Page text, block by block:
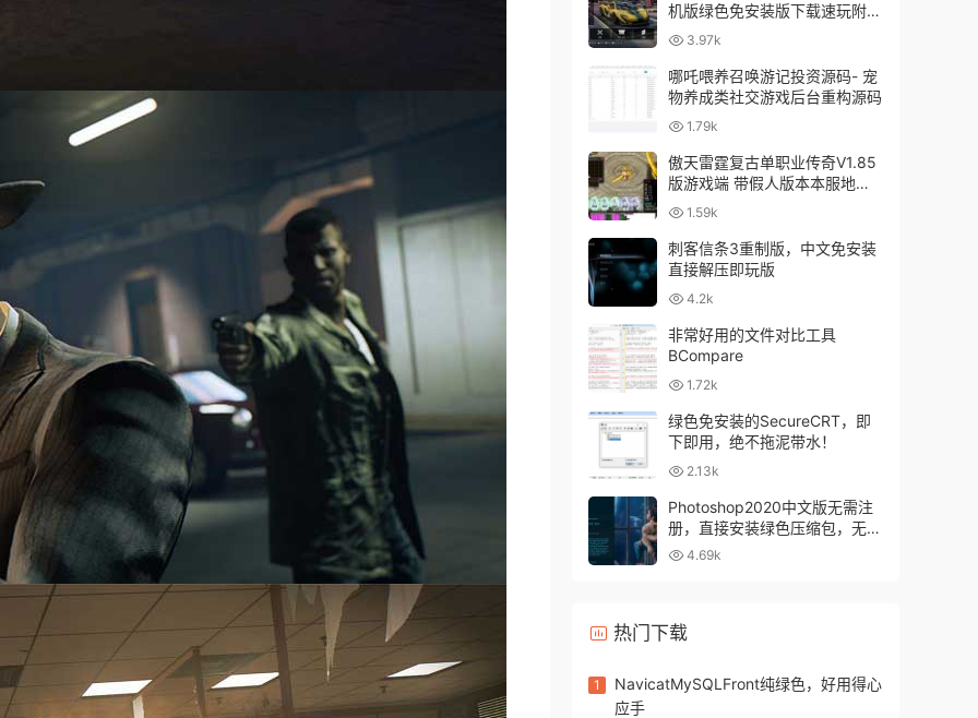
机版绿色免安装版下载速玩附带
修改器
3.97k
哪吒喂养召唤游记投资源码- 宠
物养成类社交游戏后台重构源码
1.79k
傲天雷霆复古单职业传奇V1.85
版游戏端 带假人版本本服地图
和怪物设置全仿盛大1.85官方设
置。
1.59k
刺客信条3重制版，中文免安装
直接解压即玩版
4.2k
非常好用的文件对比工具
BCompare
1.72k
绿色免安装的SecureCRT，即
下即用，绝不拖泥带水！
2.13k
Photoshop2020中文版无需注
册，直接安装绿色压缩包，无任
何垃圾广告，版主在用版。
4.69k
热门下载
1
NavicatMySQLFront纯绿色，好用得心
应手